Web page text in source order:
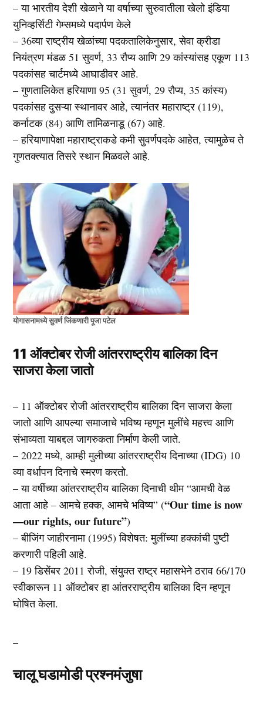
– या भारतीय देशी खेळाने या वर्षाच्या सुरुवातीला खेलो इंडिया
युनिव्हर्सिटी गेम्समध्ये पदार्पण केले
– 36व्या राष्ट्रीय खेळांच्या पदकतालिकेनुसार, सेवा क्रीडा
नियंत्रण मंडळ 51 सुवर्ण, 33 रौप्य आणि 29 कांस्यांसह एकूण 113
पदकांसह चार्टमध्ये आघाडीवर आहे.
– गुणतालिकेत हरियाणा 95 (31 सुवर्ण, 29 रौप्य, 35 कांस्य)
पदकांसह दुसऱ्या स्थानावर आहे, त्यानंतर महाराष्ट्र (119),
कर्नाटक (84) आणि तामिळनाडू (67) आहे.
– हरियाणापेक्षा महाराष्ट्राकडे कमी सुवर्णपदके आहेत, त्यामुळेच ते
गुणतक्त्यात तिसरे स्थान मिळवले आहे.
योगासनामध्ये सुवर्ण जिंकणारी पूजा पटेल
11 ऑक्टोबर रोजी आंतरराष्ट्रीय बालिका दिन
साजरा केला जातो
– 11 ऑक्टोबर रोजी आंतरराष्ट्रीय बालिका दिन साजरा केला
जातो आणि आपल्या समाजाचे भविष्य म्हणून मुलींचे महत्त्व आणि
संभाव्यता याबद्दल जागरुकता निर्माण केली जाते.
– 2022 मध्ये, आम्ही मुलीच्या आंतरराष्ट्रीय दिनाच्या (IDG) 10
व्या वर्धापन दिनाचे स्मरण करतो.
– या वर्षीच्या आंतरराष्ट्रीय बालिका दिनाची थीम “आमची वेळ
आता आहे – आमचे हक्क, आमचे भविष्य” (“Our time is now
—our rights, our future”)
– बीजिंग जाहीरनामा (1995) विशेषत: मुलींच्या हक्कांची पुष्टी
करणारी पहिली आहे.
– 19 डिसेंबर 2011 रोजी, संयुक्त राष्ट्र महासभेने ठराव 66/170
स्वीकारून 11 ऑक्टोबर हा आंतरराष्ट्रीय बालिका दिन म्हणून
घोषित केला.
चालू घडामोडी प्रश्नमंजुषा